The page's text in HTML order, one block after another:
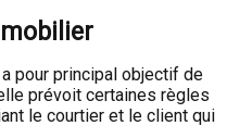
pour principal objectif de
prévoit certaines règles
le courtier et le client qui